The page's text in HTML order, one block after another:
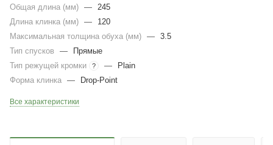
Общая длина (мм) — 245
Длина клинка (мм) —
120
Максимальная толщина обуха (мм) — 3.5
Тип спусков
—
Прямые
Тип режущей кромки
? —
Plain
Форма клинка — Drop-Point
Все характеристики